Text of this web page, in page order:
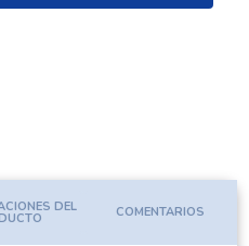
DEL COMENTARIOS